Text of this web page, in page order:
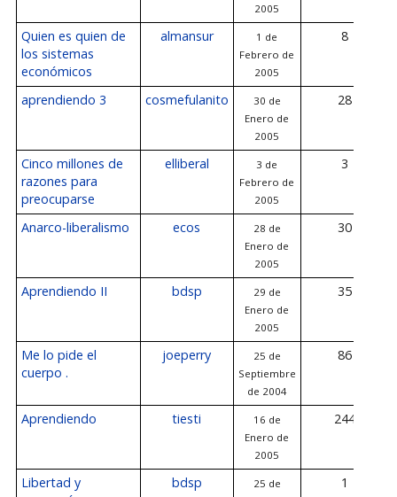
2005
Quien es quien de
los sistemas
económicos
almansur
1 de
Febrero de
2005
8
aprendiendo 3 cosmefulanito
30 de
Enero de
2005
28
Cinco millones de
razones para
preocuparse
elliberal
3 de
Febrero de
2005
3
Anarco-liberalismo ecos
28 de
Enero de
2005
30
Aprendiendo II bdsp
29 de
Enero de
2005
35
Me lo pide el
cuerpo .
joeperry
25 de
Septiembre
de 2004
86
Aprendiendo tiesti
16 de
Enero de
2005
244
Libertad y
bdsp
25 de
1